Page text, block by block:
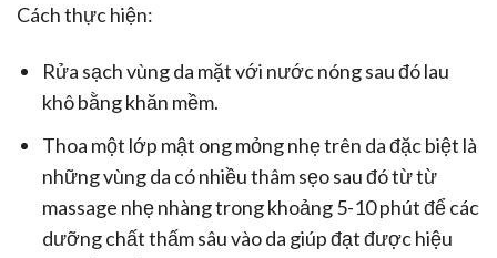
Cách thực hiện:
Rửa sạch vùng da mặt với nước nóng sau đó lau
khô bằng khăn mềm.
Thoa một lớp mật ong mỏng nhẹ trên da đặc biệt là
những vùng da có nhiều thâm sẹo sau đó từ từ
massage nhẹ nhàng trong khoảng 5-10 phút để các
dưỡng chất thấm sâu vào da giúp đạt được hiệu